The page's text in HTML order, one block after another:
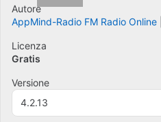
Autore
AppMind-Radio FM Radio Online
Licenza
Gratis
Versione
4.2.13